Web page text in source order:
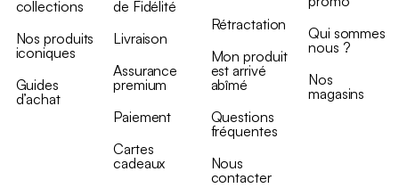
collections
Nos produits
iconiques
Guides
d’achat
de Fidélité
Livraison
Assurance
premium
Paiement
Cartes
cadeaux
Rétractation
Mon produit
est arrivé
abîmé
Questions
fréquentes
Nous
contacter
Qui sommes
nous ?
Nos
magasins